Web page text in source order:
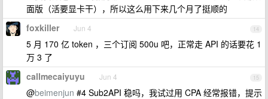
面版（活要显卡干），所以这么用下来几个月了挺顺的
14
foxkiller Jun 4
5 月 170 亿 token ，三个订阅 500u 吧，正常走 API 的话要花 1
万 3 了
15
callmecaiyuyu Jun 4
@beimenjun #4 Sub2API 稳吗，我试过用 CPA 经常报错，提示